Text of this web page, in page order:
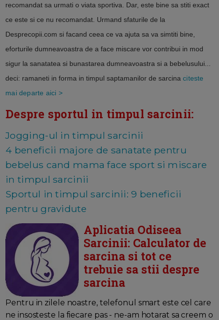
recomandat sa urmati o viata sportiva. Dar, este bine sa stiti exact
ce este si ce nu recomandat. Urmand sfaturile de la
Desprecopii.com si facand ceea ce va ajuta sa va simtiti bine,
eforturile dumneavoastra de a face miscare vor contribui in mod
sigur la sanatatea si bunastarea dumneavoastra si a bebelusului...
deci: ramaneti in forma in timpul saptamanilor de sarcinaciteste
mai departe aici >
Despre sportul in timpul sarcinii:
Jogging-ul in timpul sarcinii
4 beneficii majore de sanatate pentru
bebelus cand mama face sport si miscare
in timpul sarcinii
Sportul in timpul sarcinii: 9 beneficii
pentru gravidute
Aplicatia Odiseea
Sarcinii: Calculator de
sarcina si tot ce
trebuie sa stii despre
sarcina
Pentru in zilele noastre, telefonul smart este cel care
ne insosteste la fiecare pas - ne-am hotarat sa creem o